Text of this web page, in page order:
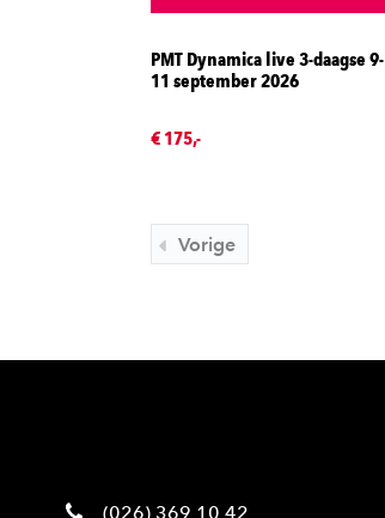
PMT Dynamica live 3-daagse 9-
11 september 2026
€ 175,-
Vorige
(026) 369 10 42